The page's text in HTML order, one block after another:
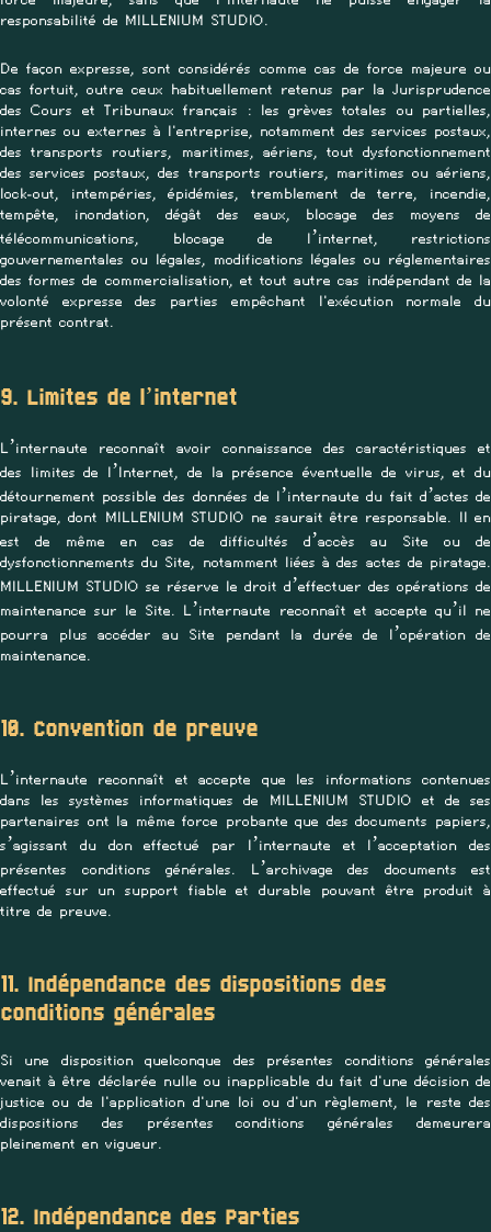
responsabilité de MILLENIUM STUDIO.
De façon expresse, sont considérés comme cas de force majeure ou
cas fortuit, outre ceux habituellement retenus par la Jurisprudence
des Cours et Tribunaux français : les grèves totales ou partielles,
internes ou externes à l'entreprise, notamment des services postaux,
des transports routiers, maritimes, aériens, tout dysfonctionnement
des services postaux, des transports routiers, maritimes ou aériens,
lock-out, intempéries, épidémies, tremblement de terre, incendie,
tempête, inondation, dégât des eaux, blocage des moyens de
télécommunications, blocage de l’internet, restrictions
gouvernementales ou légales, modifications légales ou réglementaires
des formes de commercialisation, et tout autre cas indépendant de la
volonté expresse des parties empêchant l'exécution normale du
présent contrat.
9. Limites de l’internet
L’internaute reconnaît avoir connaissance des caractéristiques et
des limites de l’Internet, de la présence éventuelle de virus, et du
détournement possible des données de l’internaute du fait d’actes de
piratage, dont MILLENIUM STUDIO ne saurait être responsable. Il en
est de même en cas de difficultés d’accès au Site ou de
dysfonctionnements du Site, notamment liées à des actes de piratage.
MILLENIUM STUDIO se réserve le droit d’effectuer des opérations de
maintenance sur le Site. L’internaute reconnaît et accepte qu’il ne
pourra plus accéder au Site pendant la durée de l’opération de
maintenance.
10. Convention de preuve
L’internaute reconnaît et accepte que les informations contenues
dans les systèmes informatiques de MILLENIUM STUDIO et de ses
partenaires ont la même force probante que des documents papiers,
s’agissant du don effectué par l’internaute et l’acceptation des
présentes conditions générales. L’archivage des documents est
effectué sur un support fiable et durable pouvant être produit à
titre de preuve.
11. Indépendance des dispositions des
conditions générales
Si une disposition quelconque des présentes conditions générales
venait à être déclarée nulle ou inapplicable du fait d'une décision de
justice ou de l'application d'une loi ou d'un règlement, le reste des
dispositions des présentes conditions générales demeurera
pleinement en vigueur.
12. Indépendance des Parties